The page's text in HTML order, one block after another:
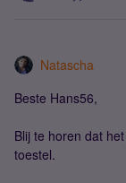
Natascha
Beste Hans56,
Blij te horen dat
toestel.